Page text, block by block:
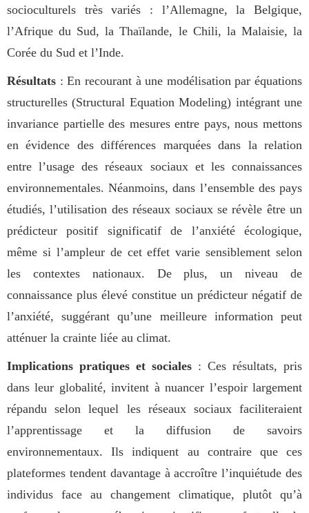
socioculturels très variés : l’Allemagne, la Belgique,
l’Afrique du Sud, la Thaïlande, le Chili, la Malaisie, la
Corée du Sud et l’Inde.
Résultats : En recourant à une modélisation par équations
structurelles (Structural Equation Modeling) intégrant une
invariance partielle des mesures entre pays, nous mettons
en évidence des différences marquées dans la relation
entre l’usage des réseaux sociaux et les connaissances
environnementales. Néanmoins, dans l’ensemble des pays
étudiés, l’utilisation des réseaux sociaux se révèle être un
prédicteur positif significatif de l’anxiété écologique,
même si l’ampleur de cet effet varie sensiblement selon
les contextes nationaux. De plus, un niveau de
connaissance plus élevé constitue un prédicteur négatif de
l’anxiété, suggérant qu’une meilleure information peut
atténuer la crainte liée au climat.
Implications pratiques et sociales : Ces résultats, pris
dans leur globalité, invitent à nuancer l’espoir largement
répandu selon lequel les réseaux sociaux faciliteraient
l’apprentissage et la diffusion de savoirs
environnementaux. Ils indiquent au contraire que ces
plateformes tendent davantage à accroître l’inquiétude des
individus face au changement climatique, plutôt qu’à